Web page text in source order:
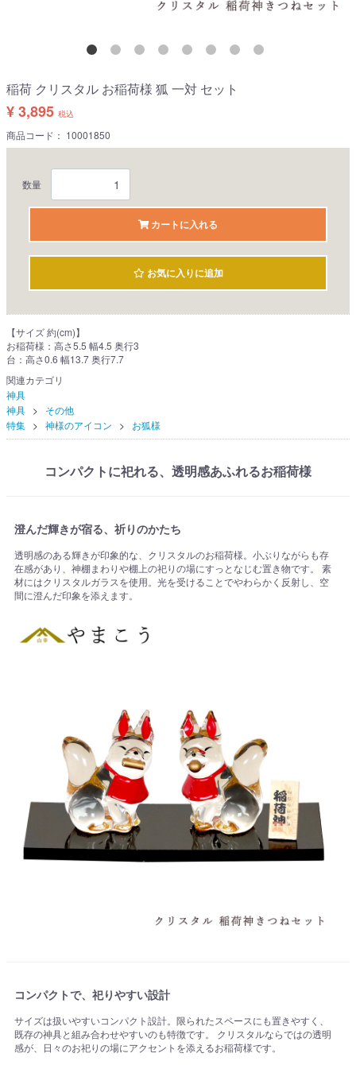
稲荷 クリスタル お稲荷様 狐 一対 セット
¥ 3,895 税込
商品コード： 10001850
数量
カートに入れる
お気に入りに追加
【サイズ 約(cm)】
お稲荷様：高さ5.5 幅4.5 奥行3
台：高さ0.6 幅13.7 奥行7.7
関連カテゴリ
神具
神具
その他
特集
神様のアイコン お狐様
コンパクトに祀れる、透明感あふれるお稲荷様
澄んだ輝きが宿る、祈りのかたち
透明感のある輝きが印象的な、クリスタルのお稲荷様。小ぶりながらも存
在感があり、神棚まわりや棚上の祀りの場にすっとなじむ置き物です。 素
材にはクリスタルガラスを使用。光を受けることでやわらかく反射し、空
間に澄んだ印象を添えます。
コンパクトで、祀りやすい設計
サイズは扱いやすいコンパクト設計。限られたスペースにも置きやすく、
既存の神具と組み合わせやすいのも特徴です。 クリスタルならではの透明
感が、日々のお祀りの場にアクセントを添えるお稲荷様です。